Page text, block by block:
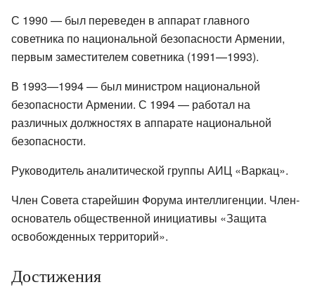
С 1990 — был переведен в аппарат главного
советника по национальной безопасности Армении,
первым заместителем советника (1991—1993).
В 1993—1994 — был министром национальной
безопасности Армении. С 1994 — работал на
различных должностях в аппарате национальной
безопасности.
Руководитель аналитической группы АИЦ «Варкац».
Член Совета старейшин Форума интеллигенции. Член-
основатель общественной инициативы «Защита
освобожденных территорий».
Достижения